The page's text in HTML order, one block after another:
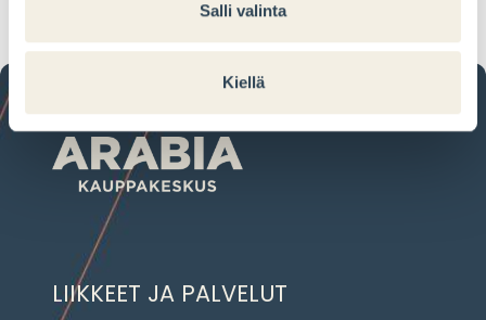
Salli valinta
Kiellä
LIIKKEET JA PALVELUT